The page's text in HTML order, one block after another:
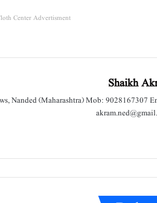
Center Advertisment
Shaikh
Nanded (Maharashtra) Mob: 9028167307
e